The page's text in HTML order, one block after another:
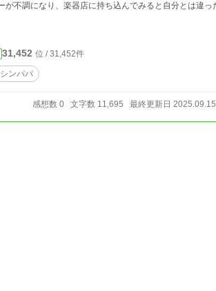
31,452 位 / 31,452件
シンパパ
感想数 0 文字数 11,695 最終更新日 2025.09.15